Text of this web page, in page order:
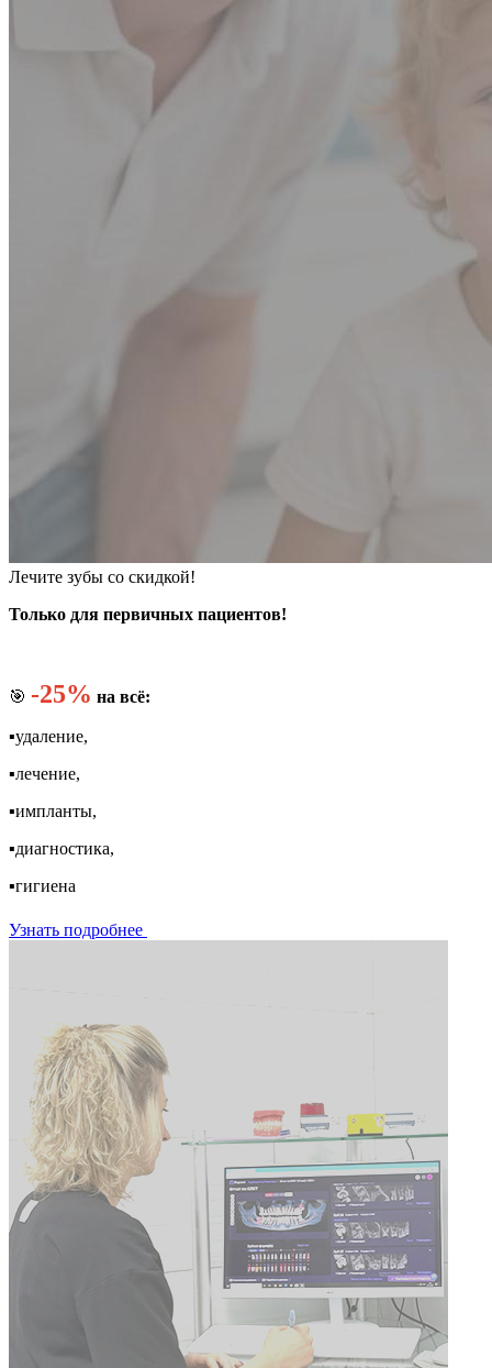
Лечите зубы со скидкой!
Только для первичных пациентов!
🎯 -25% на всё:
▪️удаление,
▪️лечение,
▪️импланты,
▪️диагностика,
▪️гигиена
Узнать подробнее